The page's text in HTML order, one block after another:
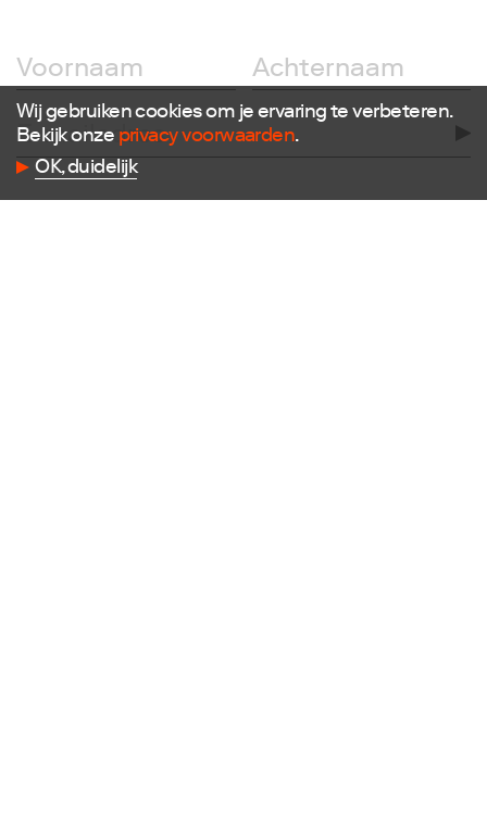
Wij gebruiken cookies om je ervaring te verbeteren.
Bekijk onze privacy voorwaarden.
OK, duidelijk
Facebook
Instagram
Twitter
LinkedIn
Flickr
Vimeo